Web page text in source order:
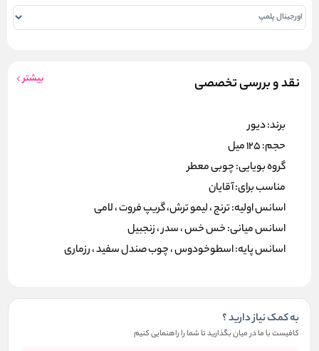
نقد و بررسی تخصصی بیشتر
برند: دیور
حجم: 125 میل
گروه بویایی: چوبی معطر
مناسب برای: آقایان
اسانس اولیه: ترنج ، لیمو ترش، گریپ فروت ، لامی
اسانس میانی: خس خس ، سدر ، زنجبیل
اسانس پایه: اسطوخودوس ، چوب صندل سفید ، رزماری
به کمک نیاز دارید ؟
کافیست با ما در میان بگذارید تا شما را راهنمایی کنیم